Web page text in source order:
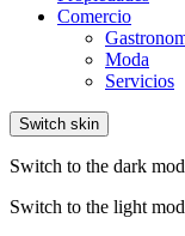
Comercio
Moda
Servicios
Switch skin
Switch to the dark
Switch to the light